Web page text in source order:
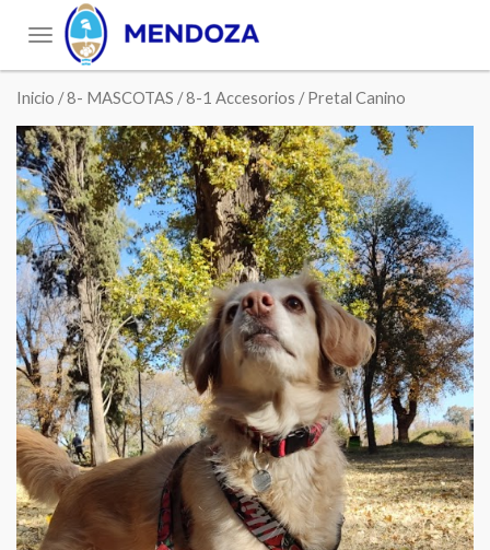
Toggle
navigation
Inicio /8- MASCOTAS /8-1 Accesorios / Pretal Canino